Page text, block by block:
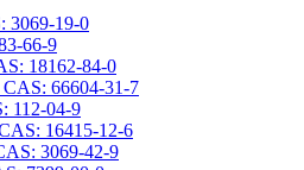
3069-19-0
66-9
18162-84-0
66604-31-7
112-04-9
16415-12-6
3069-42-9